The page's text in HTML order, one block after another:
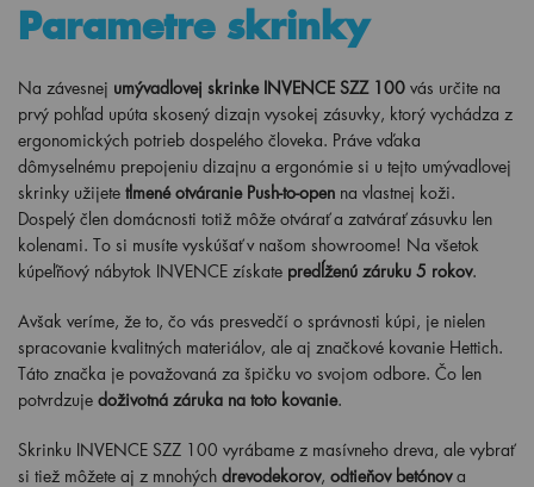
Parametre skrinky
Na závesnej umývadlovej skrinke INVENCE SZZ 100 vás určite na
prvý pohľad upúta skosený dizajn vysokej zásuvky, ktorý vychádza z
ergonomických potrieb dospelého človeka. Práve vďaka
dômyselnému prepojeniu dizajnu a ergonómie si u tejto umývadlovej
skrinky užijete tlmené otváranie Push-to-open na vlastnej koži.
Dospelý člen domácnosti totiž môže otvárať a zatvárať zásuvku len
kolenami. To si musíte vyskúšať v našom showroome! Na všetok
kúpeľňový nábytok INVENCE získate predĺženú záruku 5 rokov.
Avšak veríme, že to, čo vás presvedčí o správnosti kúpi, je nielen
spracovanie kvalitných materiálov, ale aj značkové kovanie Hettich.
Táto značka je považovaná za špičku vo svojom odbore. Čo len
potvrdzuje doživotná záruka na toto kovanie.
Skrinku INVENCE SZZ 100 vyrábame z masívneho dreva, ale vybrať
si tiež môžete aj z mnohých drevodekorov, odtieňov betónov a